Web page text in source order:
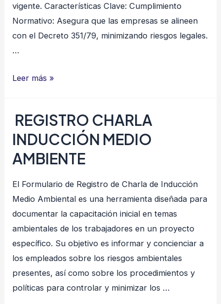
vigente. Características Clave: Cumplimiento
Normativo: Asegura que las empresas se alineen
con el Decreto 351/79, minimizando riesgos legales.
…
CHECK
Decreto
351/79
Leer más »
REGISTRO CHARLA
INDUCCIÓN MEDIO
AMBIENTE
El Formulario de Registro de Charla de Inducción
Medio Ambiental es una herramienta diseñada para
documentar la capacitación inicial en temas
ambientales de los trabajadores en un proyecto
específico. Su objetivo es informar y concienciar a
los empleados sobre los riesgos ambientales
presentes, así como sobre los procedimientos y
políticas para controlar y minimizar los …